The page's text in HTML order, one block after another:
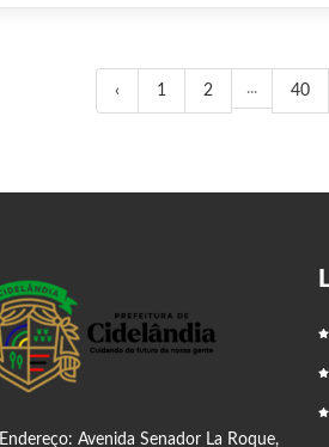
‹ 1 2 ... 40
Endereço: Avenida Senador La Roque,